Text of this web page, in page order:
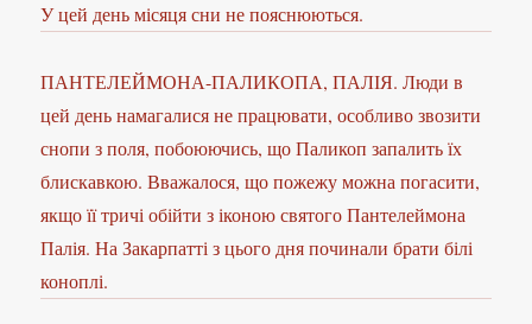
У цей день місяця сни не пояснюються.
ПАНТЕЛЕЙМОНА-ПАЛИКОПА, ПАЛІЯ. Люди в
цей день намагалися не працювати, особливо звозити
снопи з поля, побоюючись, що Паликоп запалить їх
блискавкою. Вважалося, що пожежу можна погасити,
якщо її тричі обійти з іконою святого Пантелеймона
Палія. На Закарпатті з цього дня починали брати білі
коноплі.